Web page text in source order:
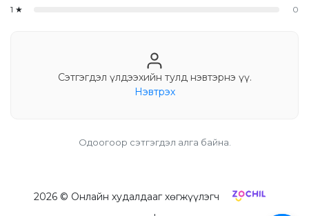
1 ★ 0
Сэтгэгдэл үлдээхийн тулд нэвтэрнэ үү.
Нэвтрэх
Одоогоор сэтгэгдэл алга байна.
2026© Онлайн худалдааг хөгжүүлэгч